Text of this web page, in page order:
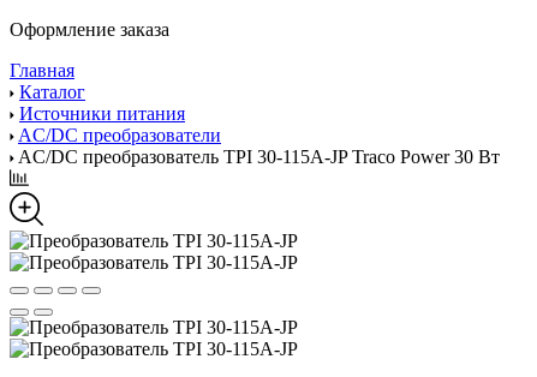
Оформление заказа
Главная
Каталог
Источники питания
AC/DC преобразователи
AC/DC преобразователь TPI 30-115A-JP Traco Power 30 Вт